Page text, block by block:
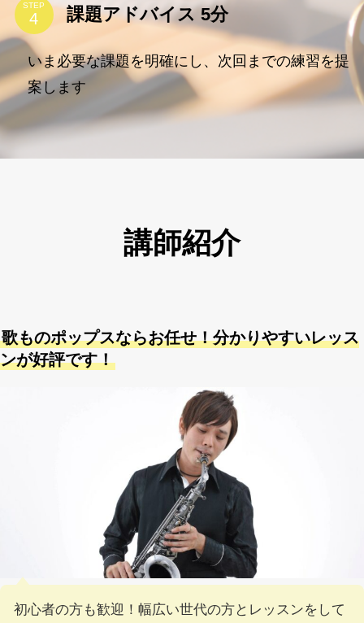
STEP 課題アドバイス 5分
いま必要な課題を明確にし、次回までの練習を提
案します
講師紹介
歌ものポップスならお任せ！分かりやすいレッス
ンが好評です！
初心者の方も歓迎！幅広い世代の方とレッスンをして